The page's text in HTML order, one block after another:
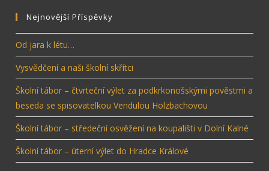
Nejnovější Příspěvky
Od jara k létu…
Vysvědčení a naši školní skřítci
Školní tábor – čtvrteční výlet za podkrkonošskými pověstmi a
beseda se spisovatelkou Vendulou Holzbachovou
Školní tábor – středeční osvěžení na koupališti v Dolní Kalné
Školní tábor – úterní výlet do Hradce Králové